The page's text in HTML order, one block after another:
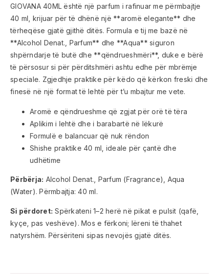
GIOVANA 40ML është një parfum i rafinuar me përmbajtje
40 ml, krijuar për të dhënë një **aromë elegante** dhe
tërheqëse gjatë gjithë ditës. Formula e tij me bazë në
**Alcohol Denat., Parfum** dhe **Aqua** siguron
shpërndarje të butë dhe **qëndrueshmëri**, duke e bërë
të përsosur si për përditshmëri ashtu edhe për mbrëmje
speciale. Zgjedhje praktike për këdo që kërkon freski dhe
finesë në një format të lehtë për t’u mbajtur me vete.
Aromë e qëndrueshme që zgjat për orë të tëra
Aplikim i lehtë dhe i barabartë në lëkurë
Formulë e balancuar që nuk rëndon
Shishe praktike 40 ml, ideale për çantë dhe
udhëtime
Përbërja: Alcohol Denat., Parfum (Fragrance), Aqua
(Water). Përmbajtja: 40 ml.
Si përdoret: Spërkateni 1–2 herë në pikat e pulsit (qafë,
kyçe, pas veshëve). Mos e fërkoni; lëreni të thahet
natyrshëm. Përsëriteni sipas nevojës gjatë ditës.